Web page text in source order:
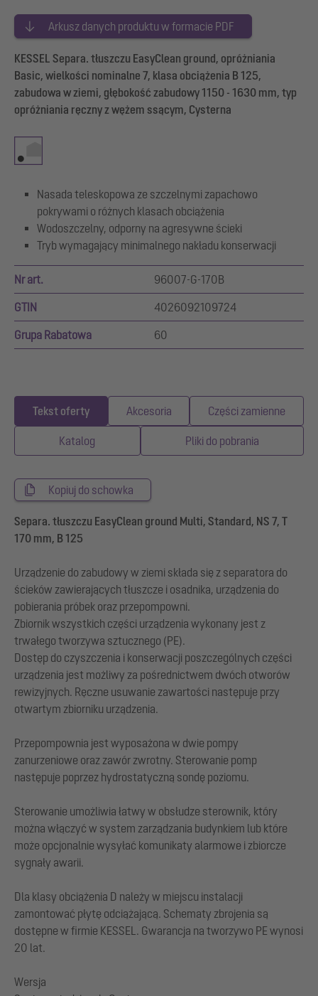
Arkusz danych produktu w formacie PDF
KESSEL Separa. tłuszczu EasyClean ground, opróżniania
Basic, wielkości nominalne 7, klasa obciążenia B 125,
zabudowa w ziemi, głębokość zabudowy 1150 - 1630 mm, typ
opróżniania ręczny z wężem ssącym, Cysterna
Nasada teleskopowa ze szczelnymi zapachowo
pokrywami o różnych klasach obciążenia
Wodoszczelny, odporny na agresywne ścieki
Tryb wymagający minimalnego nakładu konserwacji
Nr art. 96007-G-170B
GTIN 4026092109724
Grupa Rabatowa 60
Tekst oferty Akcesoria Części zamienne
Katalog Pliki do pobrania
Kopiuj do schowka
Separa. tłuszczu EasyClean ground Multi, Standard, NS 7, T
170 mm, B 125
Urządzenie do zabudowy w ziemi składa się z separatora do
ścieków zawierających tłuszcze i osadnika, urządzenia do
pobierania próbek oraz przepompowni.
Zbiornik wszystkich części urządzenia wykonany jest z
trwałego tworzywa sztucznego (PE).
Dostęp do czyszczenia i konserwacji poszczególnych części
urządzenia jest możliwy za pośrednictwem dwóch otworów
rewizyjnych. Ręczne usuwanie zawartości następuje przy
otwartym zbiorniku urządzenia.
Przepompownia jest wyposażona w dwie pompy
zanurzeniowe oraz zawór zwrotny. Sterowanie pomp
następuje poprzez hydrostatyczną sondę poziomu.
Sterowanie umożliwia łatwy w obsłudze sterownik, który
można włączyć w system zarządzania budynkiem lub które
może opcjonalnie wysyłać komunikaty alarmowe i zbiorcze
sygnały awarii.
Dla klasy obciążenia D należy w miejscu instalacji
zamontować płytę odciążającą. Schematy zbrojenia są
dostępne w firmie KESSEL. Gwarancja na tworzywo PE wynosi
20 lat.
Wersja